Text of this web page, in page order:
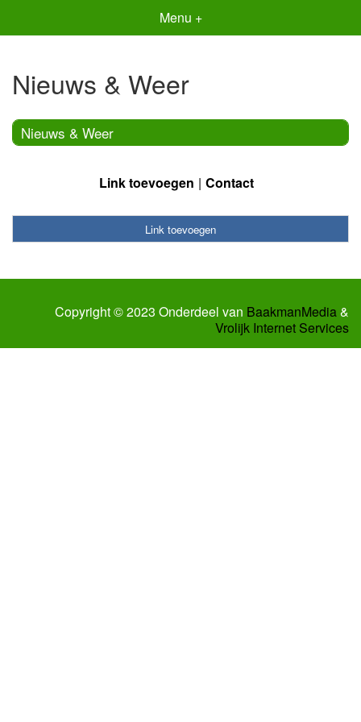
Menu +
Nieuws & Weer
Nieuws & Weer
Link toevoegen Contact
Link toevoegen
Copyright © 2023 Onderdeel van BaakmanMedia&
Vrolijk Internet Services